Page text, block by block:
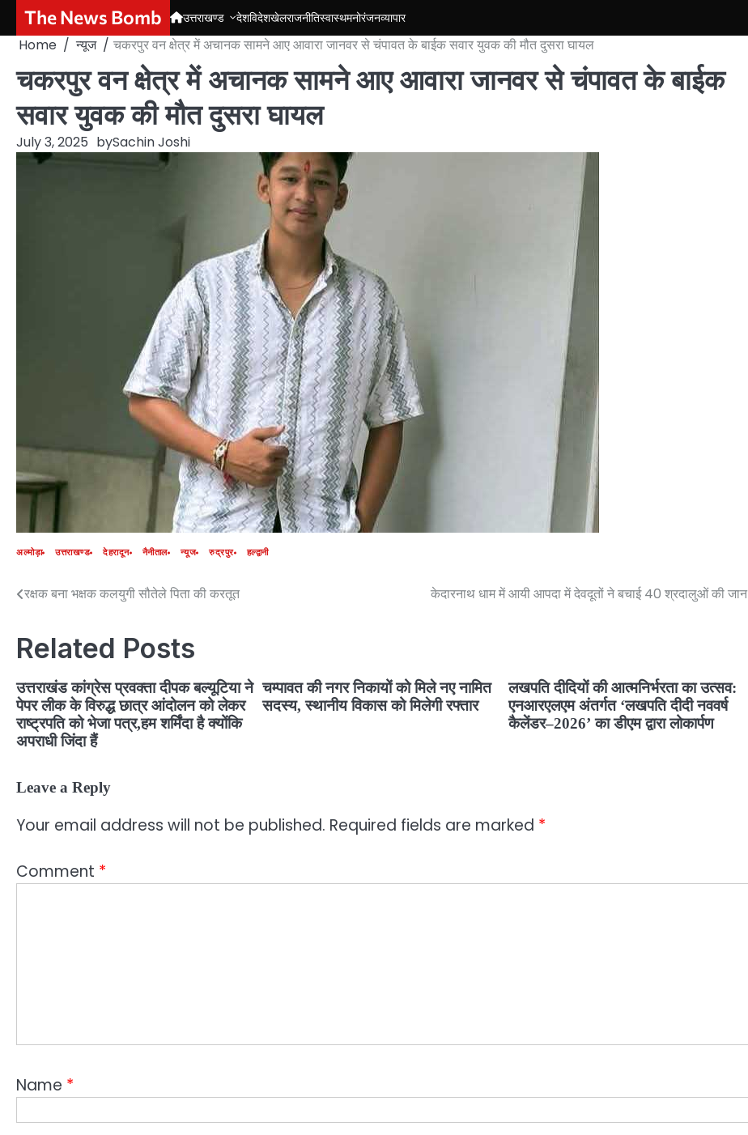
Skip
content
The News Bomb उत्तराखण्ड देशविदेशखेलराजनीतिस्वास्थमनोरंजनव्यापार
Home न्यूज चकरपुर वन क्षेत्र में अचानक सामने आए आवारा जानवर से चंपावत के बाईक सवार युवक की मौत दुसरा घायल
चकरपुर वन क्षेत्र में अचानक सामने आए आवारा जानवर से चंपावत के बाईक
सवार युवक की मौत दुसरा घायल
July 3, 2025 bySachin Joshi
अल्मोड़ा उत्तराखण्ड देहरादून नैनीताल न्यूज रुद्रपुर हल्द्वानी
Post
रक्षक बना भक्षक कलयुगी सौतेले पिता की करतूत केदारनाथ धाम में आयी आपदा में देवदूतों ने बचाई 40 श्रदालुओं की जान
Related Posts
उत्तराखंड कांग्रेस प्रवक्ता दीपक बल्यूटिया ने
पेपर लीक के विरुद्ध छात्र आंदोलन को लेकर
राष्ट्रपति को भेजा पत्र,हम शर्मिंदा है क्योंकि
अपराधी जिंदा हैं
चम्पावत की नगर निकायों को मिले नए नामित
सदस्य, स्थानीय विकास को मिलेगी रफ्तार
लखपति दीदियों की आत्मनिर्भरता का उत्सव:
एनआरएलएम अंतर्गत ‘लखपति दीदी नववर्ष
कैलेंडर–2026’ का डीएम द्वारा लोकार्पण
Leave a Reply
Your email address will not be published. Required fields are marked *
Comment *
Name *